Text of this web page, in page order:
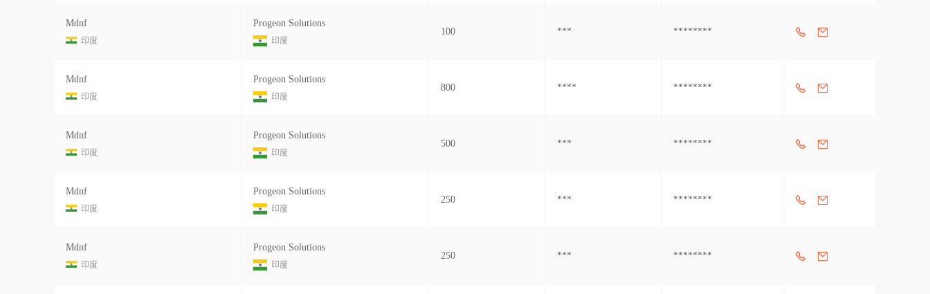
Mdnf
印度
Progeon Solutions
印度
100 *** ********
Mdnf
印度
Progeon Solutions
印度
800 **** ********
Mdnf
印度
Progeon Solutions
印度
500 *** ********
Mdnf
印度
Progeon Solutions
印度
250 *** ********
Mdnf
印度
Progeon Solutions
印度
250 *** ********